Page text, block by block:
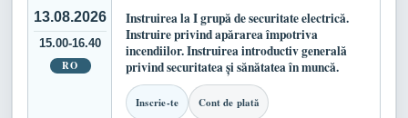
13.08.2026
15.00-16.40
RO
Instruirea la I grupă de securitate electrică.
Instruire privind apărarea împotriva
incendiilor. Instruirea introductiv generală
privind securitatea și sănătatea în muncă.
Inscrie-te Cont de plată